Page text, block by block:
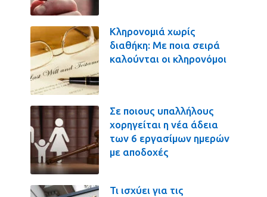
Κληρονομιά χωρίς
διαθήκη: Με ποια σειρά
καλούνται οι κληρονόμοι
Σε ποιους υπαλλήλους
χορηγείται η νέα άδεια
των 6 εργασίμων ημερών
με αποδοχές
Τι ισχύει για τις